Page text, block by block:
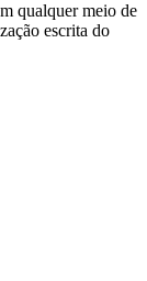
qualquer meio de
escrita do